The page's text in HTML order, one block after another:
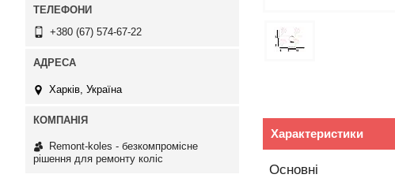
Характеристики
Основні
+380 (67) 574-67-22
Харків, Україна
Remont-koles - безкомпромісне
рішення для ремонту коліс